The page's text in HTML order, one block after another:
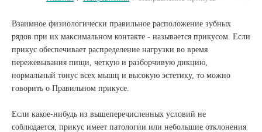
Взаимное физиологически правильное расположение зубных
рядов при их максимальном контакте - называется прикусом. Если
прикус обеспечивает распределение нагрузки во время
пережевывания пищи, четкую и разборчивую дикцию,
нормальный тонус всех мышц и высокую эстетику, то можно
говорить о Правильном прикусе.
Если какое-нибудь из вышеперечисленных условий не
соблюдается, прикус имеет патологии или небольшие отклонения